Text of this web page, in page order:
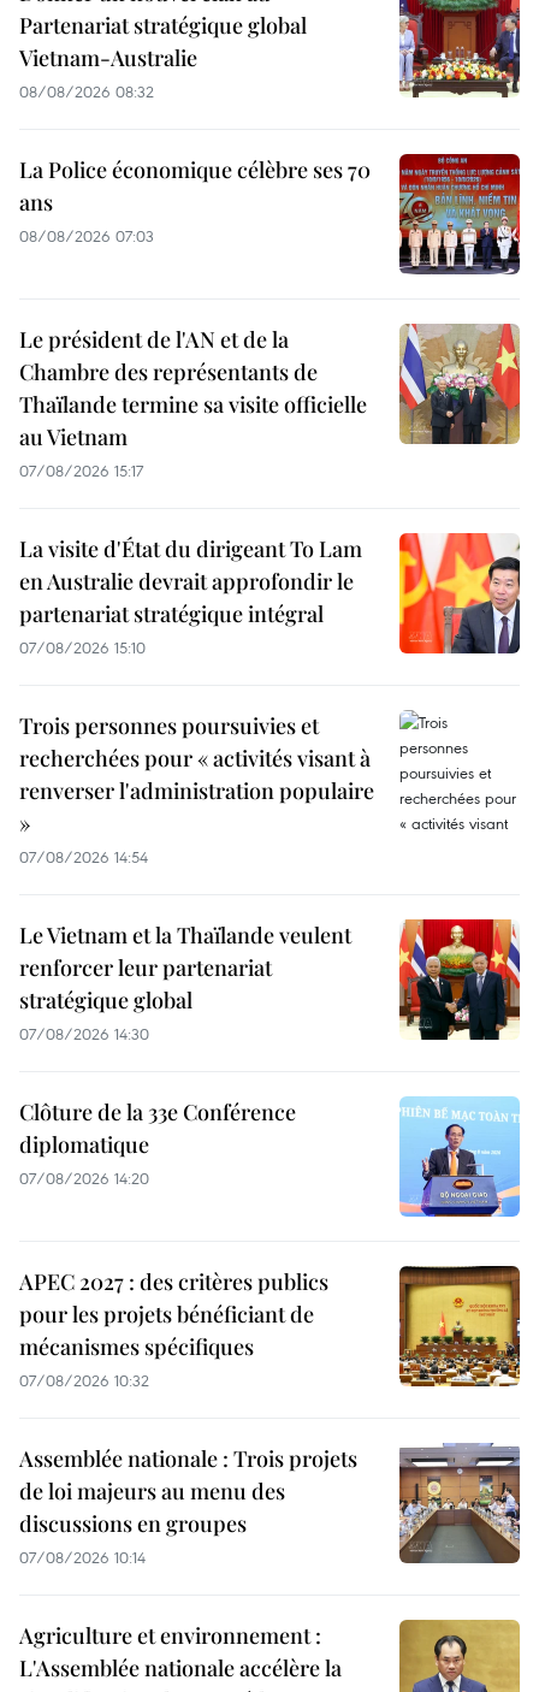
Partenariat stratégique global
Vietnam-Australie
08/08/2026 08:32
La Police économique célèbre ses 70
ans
08/08/2026 07:03
Le président de l'AN et de la
Chambre des représentants de
Thaïlande termine sa visite officielle
au Vietnam
07/08/2026 15:17
La visite d'État du dirigeant To Lam
en Australie devrait approfondir le
partenariat stratégique intégral
07/08/2026 15:10
Trois personnes poursuivies et
recherchées pour « activités visant à
renverser l'administration populaire
»
07/08/2026 14:54
Le Vietnam et la Thaïlande veulent
renforcer leur partenariat
stratégique global
07/08/2026 14:30
Clôture de la 33e Conférence
diplomatique
07/08/2026 14:20
APEC 2027 : des critères publics
pour les projets bénéficiant de
mécanismes spécifiques
07/08/2026 10:32
Assemblée nationale : Trois projets
de loi majeurs au menu des
discussions en groupes
07/08/2026 10:14
Agriculture et environnement :
L'Assemblée nationale accélère la